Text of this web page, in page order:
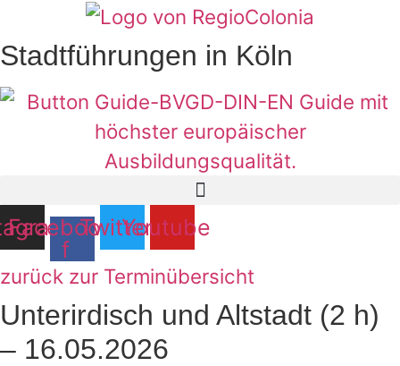
Inhalt
springen
Stadtführungen in Köln
Facebook-
f
TwitterYoutube
zurück zur Terminübersicht
Unterirdisch und Altstadt (2 h)
– 16.05.2026